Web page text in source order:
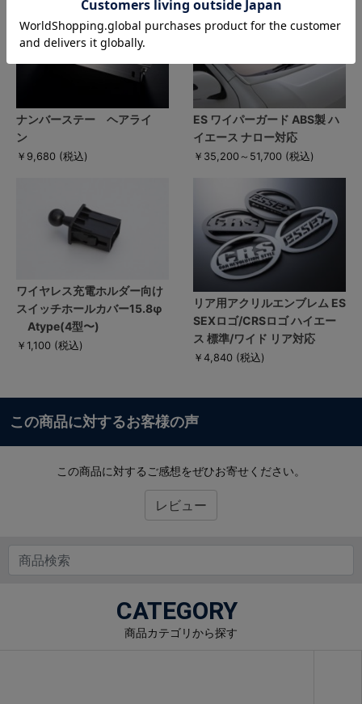
ナンバーステー ヘアライ
ン
￥9,680 (税込)
ES ワイパーガード ABS製 ハ
イエース ナロー対応
￥35,200～51,700 (税込)
ワイヤレス充電ホルダー向け
スイッチホールカバー15.8φ
Atype(4型〜)
￥1,100 (税込)
リア用アクリルエンブレム ES
SEXロゴ/CRSロゴ ハイエー
ス 標準/ワイド リア対応
￥4,840 (税込)
この商品に対するお客様の声
この商品に対するご感想をぜひお寄せください。
レビュー
CATEGORY
商品カテゴリから探す